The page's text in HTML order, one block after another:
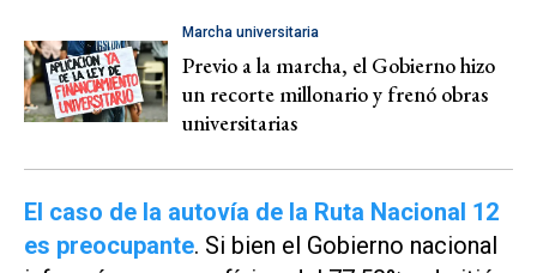
Marcha universitaria
Previo a la marcha, el Gobierno hizo
un recorte millonario y frenó obras
universitarias
El caso de la autovía de la Ruta Nacional 12
es preocupante. Si bien el Gobierno nacional